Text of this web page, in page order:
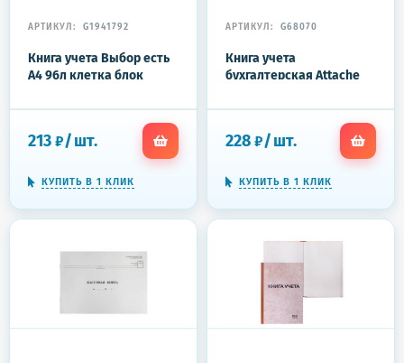
АРТИКУЛ: G1941792
Книга учета Выбор есть
А4 96л клетка блок
213 ₽/шт.
КУПИТЬ В 1 КЛИК
АРТИКУЛ: G68070
Книга учета
бухгалтерская Attache
клетку на сшивке
(обложка - плотный
картон)
228 ₽/шт.
КУПИТЬ В 1 КЛИК